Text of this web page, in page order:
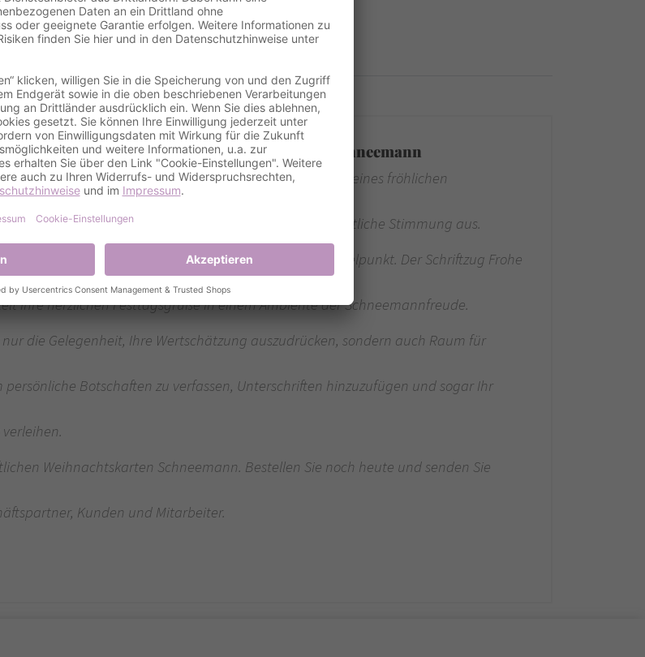
Ein Grauer Hintergrund für den Fröhlichen Schneemann
Schneemann bringen den Charme des Winters in Form eines fröhlichen
gestaltet mit Liebe zum Detail, strahlt Freude und festliche Stimmung aus.
und setzt den fröhlichen Schneemann in den Mittelpunkt. Der Schriftzug Frohe
Ihre herzlichen Festtagsgrüße in einem Ambiente der Schneemannfreude.
die Gelegenheit, Ihre Wertschätzung auszudrücken, sondern auch Raum für
Botschaften zu verfassen, Unterschriften hinzuzufügen und sogar Ihr
Weihnachtskarten Schneemann. Bestellen Sie noch heute und senden Sie
Kunden und Mitarbeiter.